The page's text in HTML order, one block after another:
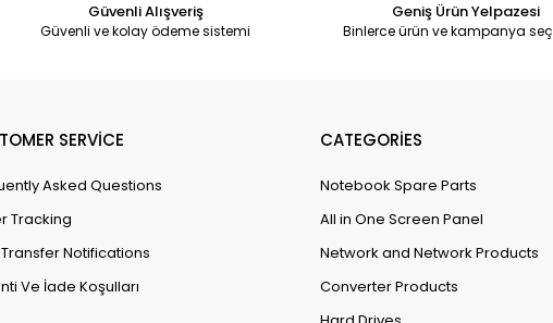
Güvenli Alışveriş
Güvenli ve kolay ödeme sistemi
Geniş Ürün Yelpazesi
Binlerce ürün ve kampanya
SERVİCE
Asked Questions
Tracking
Notifications
Ve İade Koşulları
CATEGORİES
Notebook Spare Parts
All in One Screen Panel
Network and Network Products
Converter Products